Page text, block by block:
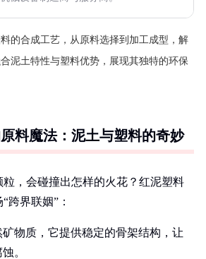
的合成工艺，从原料选择到加工成型，解
泥土特性与塑料优势，展现其独特的环保
料魔法：泥土与塑料的奇妙
，会碰撞出怎样的火花？红泥塑料
跨界联姻”：
矿物质，它提供稳定的骨架结构，让
。